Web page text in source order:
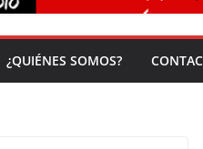
¿QUIÉNES SOMOS?